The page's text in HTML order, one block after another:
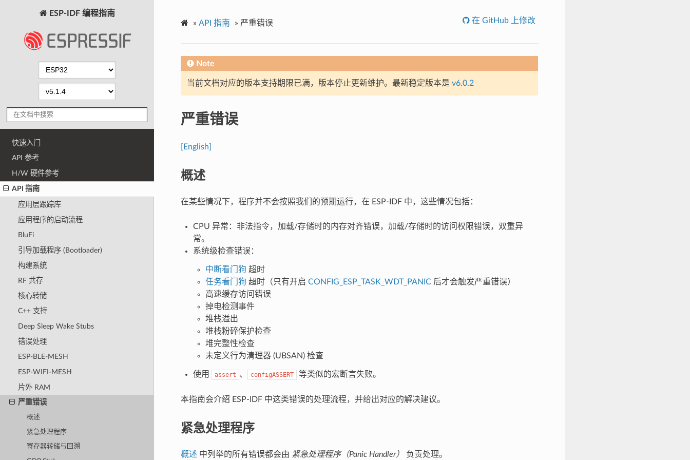
ESP-IDF 编程指南
快速入门
API 参考
H/W 硬件参考
API 指南
应用层跟踪库
应用程序的启动流程
BluFi
引导加载程序 (Bootloader)
构建系统
RF 共存
核心转储
C++ 支持
Deep Sleep Wake Stubs
错误处理
ESP-BLE-MESH
ESP-WIFI-MESH
片外 RAM
严重错误
概述
紧急处理程序
寄存器转储与回溯
» API 指南 » 严重错误 在 GitHub 上修改
Note
当前文档对应的版本支持期限已满，版本停止更新维护。最新稳定版本是 v6.0.2
严重错误
[English]
概述
在某些情况下，程序并不会按照我们的预期运行，在 ESP-IDF 中，这些情况包括：
CPU 异常：非法指令，加载/存储时的内存对齐错误，加载/存储时的访问权限错误，双重异
常。
系统级检查错误：
中断看门狗 超时
任务看门狗 超时（只有开启 CONFIG_ESP_TASK_WDT_PANIC后才会触发严重错误）
高速缓存访问错误
掉电检测事件
堆栈溢出
堆栈粉碎保护检查
堆完整性检查
未定义行为清理器 (UBSAN) 检查
使用 assert 、 configASSERT 等类似的宏断言失败。
本指南会介绍 ESP-IDF 中这类错误的处理流程，并给出对应的解决建议。
紧急处理程序
概述 中列举的所有错误都会由 紧急处理程序（Panic Handler） 负责处理。